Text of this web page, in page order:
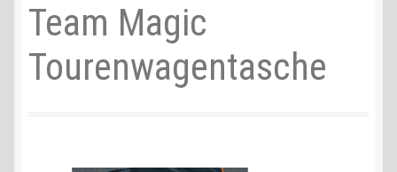
Recycling, Entsorgung und Umwelt
Shop
Warenkorb
Team Magic
Tourenwagentasche